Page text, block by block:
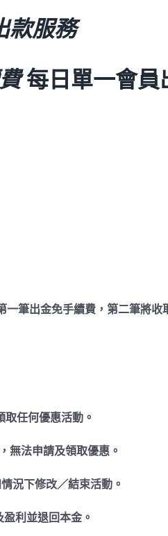
款服務
每日單一會員
一筆出金免手續費，第二筆將
任何優惠活動。
無法申請及領取優惠。
況下修改／結束活動。
利並退回本金。